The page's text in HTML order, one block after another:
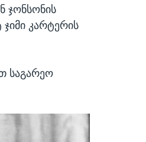
ჯონსონის
ჯიმი კარტერის
საგარეო